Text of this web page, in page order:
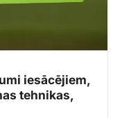
iesācējiem,
tehnikas,